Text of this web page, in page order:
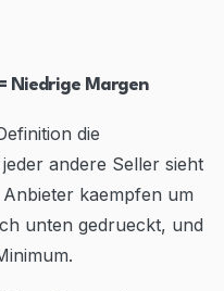
Niedrige Margen
die
andere Seller sieht
kaempfen um
unten gedrueckt, und